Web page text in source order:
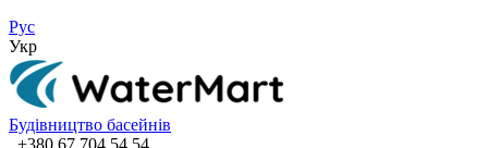
Рус
Укр
Будівництво басейнів
+380 67 704 54 54